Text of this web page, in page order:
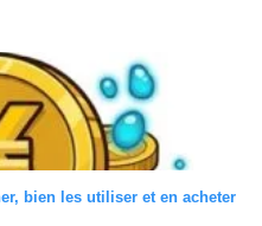
bien les utiliser et en acheter